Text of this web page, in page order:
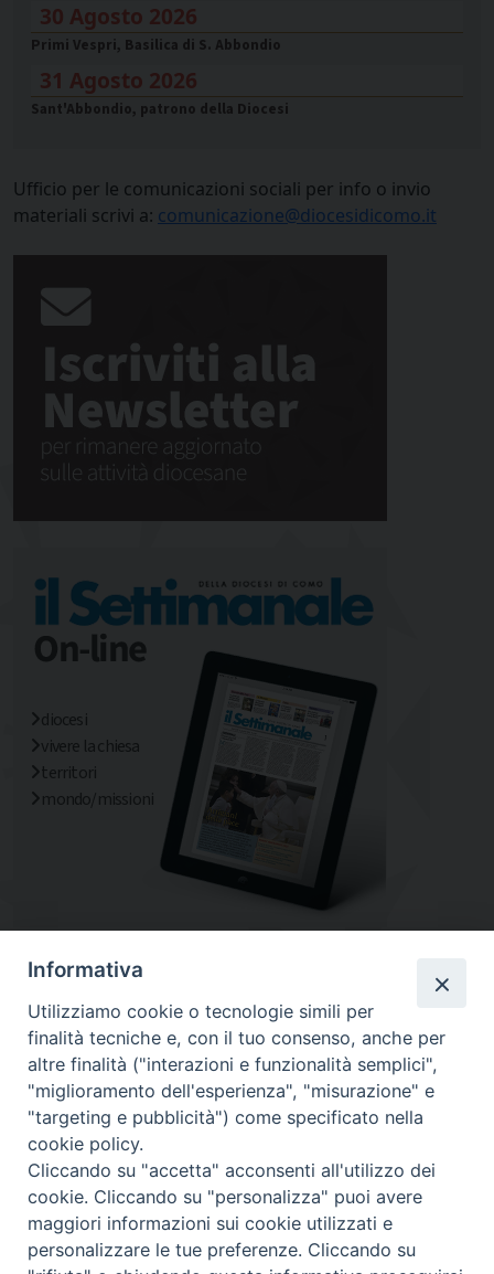
30 Agosto 2026
Primi Vespri, Basilica di S. Abbondio
31 Agosto 2026
Sant'Abbondio, patrono della Diocesi
Ufficio per le comunicazioni sociali per info o invio
materiali scrivi a: comunicazione@diocesidicomo.it
diocesi
vivere la chiesa
territori
mondo/missioni
Diocesi
di Como
Informativa
Utilizziamo cookie o tecnologie simili per
finalità tecniche e, con il tuo consenso, anche per
altre finalità ("interazioni e funzionalità semplici",
"miglioramento dell'esperienza", "misurazione" e
"targeting e pubblicità") come specificato nella
cookie policy.
Cliccando su "accetta" acconsenti all'utilizzo dei
cookie. Cliccando su "personalizza" puoi avere
maggiori informazioni sui cookie utilizzati e
personalizzare le tue preferenze. Cliccando su